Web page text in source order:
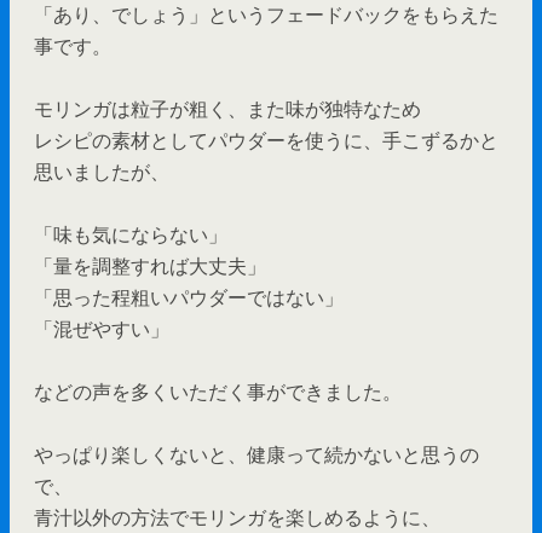
「あり、でしょう」というフェードバックをもらえた
事です。
モリンガは粒子が粗く、また味が独特なため
レシピの素材としてパウダーを使うに、手こずるかと
思いましたが、
「味も気にならない」
「量を調整すれば大丈夫」
「思った程粗いパウダーではない」
「混ぜやすい」
などの声を多くいただく事ができました。
やっぱり楽しくないと、健康って続かないと思うの
で、
青汁以外の方法でモリンガを楽しめるように、